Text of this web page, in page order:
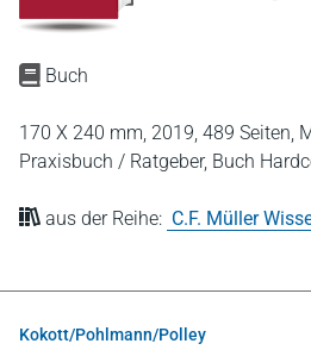
Buch
170 X 240 mm, 2019, 489 Seiten,
Praxisbuch / Ratgeber, Buch
aus der Reihe: C.F. Müller
Kokott/Pohlmann/Polley